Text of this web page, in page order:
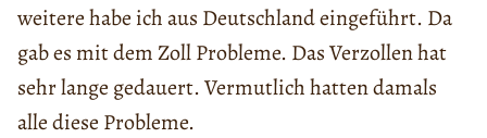
weitere habe ich aus Deutschland eingeführt. Da
gab es mit dem Zoll Probleme. Das Verzollen hat
sehr lange gedauert. Vermutlich hatten damals
alle diese Probleme.